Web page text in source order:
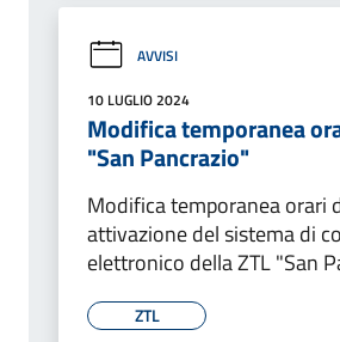
AVVISI
10 LUGLIO 2024
Modifica temporanea
"San Pancrazio"
Modifica temporanea orari
attivazione del sistema di
elettronico della ZTL "San
ZTL